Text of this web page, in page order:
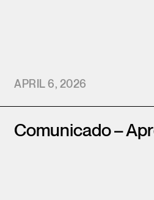
APRIL 6, 2026
Comunicado –